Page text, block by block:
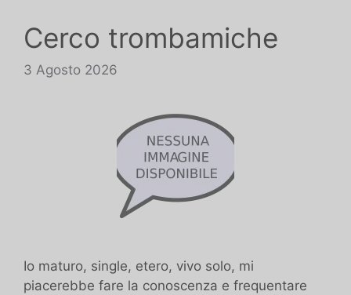
Cerco trombamiche
3 Agosto 2026
Io maturo, single, etero, vivo solo, mi
piacerebbe fare la conoscenza e frequentare